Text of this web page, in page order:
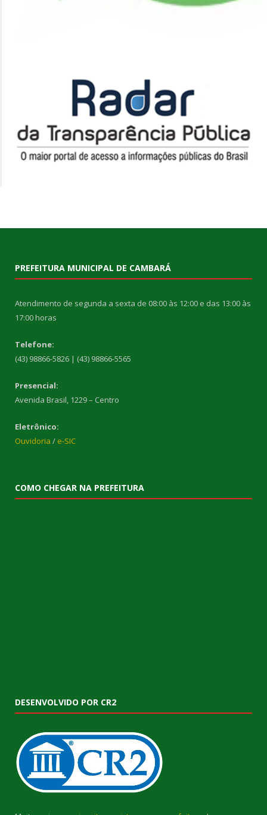
PREFEITURA MUNICIPAL DE CAMBARÁ
Atendimento de segunda a sexta de 08:00 às 12:00 e das 13:00 às
17:00 horas
Telefone:
(43) 98866-5826 | (43) 98866-5565
Presencial:
Avenida Brasil, 1229 – Centro
Eletrônico:
Ouvidoria / e-SIC
COMO CHEGAR NA PREFEITURA
DESENVOLVIDO POR CR2